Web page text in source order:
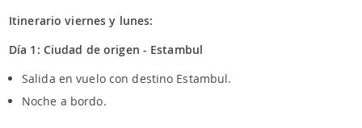
Itinerario viernes y lunes:
Día 1: Ciudad de origen - Estambul
Salida en vuelo con destino Estambul.
Noche a bordo.